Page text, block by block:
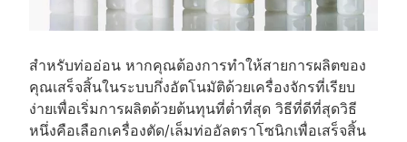
สำหรับท่ออ่อน หากคุณต้องการทำให้สายการผลิตของ
คุณเสร็จสิ้นในระบบกึ่งอัตโนมัติด้วยเครื่องจักรที่เรียบ
ง่ายเพื่อเริ่มการผลิตด้วยต้นทุนที่ต่ำที่สุด วิธีที่ดีที่สุดวิธี
หนึ่งคือเลือกเครื่องตัด/เล็มท่ออัลตราโซนิกเพื่อเสร็จสิ้น